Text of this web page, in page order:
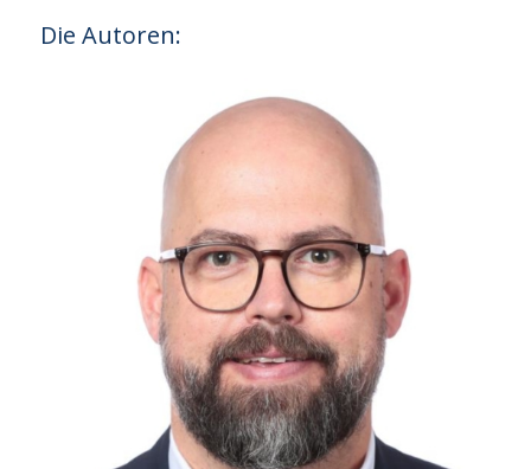
Die Autoren: